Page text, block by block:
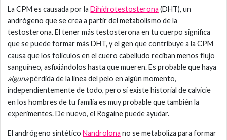
La CPM es causada por laDihidrotestosterona (DHT), un
andrógeno que se crea a partir del metabolismo de la
testosterona. El tener más testosterona en tu cuerpo significa
que se puede formar más DHT, y el gen que contribuye a la CPM
causa que los folículos en el cuero cabelludo reciban menos flujo
sanguíneo, asfixiándolos hasta que mueren. Es probable que haya
algunapérdida de la línea del pelo en algún momento,
independientemente de todo, pero si existe historial de calvicie
en los hombres de tu familia es muy probable que también la
experimentes. De nuevo, el Rogaine puede ayudar.
El andrógeno sintéticoNandrolona no se metaboliza para formar